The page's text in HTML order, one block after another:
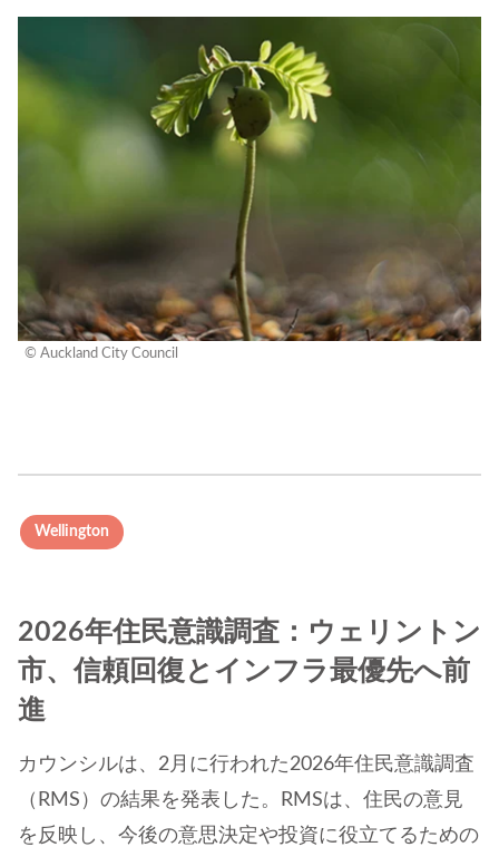
© Auckland City Council
Wellington
2026年住民意識調査：ウェリントン
市、信頼回復とインフラ最優先へ前
進
カウンシルは、2月に行われた2026年住民意識調査
（RMS）の結果を発表した。RMSは、住民の意見
を反映し、今後の意思決定や投資に役立てるための